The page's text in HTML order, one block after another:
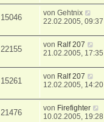
15046 vonGehtnix
22.02.2005, 09:37
22155 von Ralf 207
21.02.2005, 17:35
15261 von Ralf 207
12.02.2005, 14:20
21476 von Firefighter
10.02.2005, 19:28